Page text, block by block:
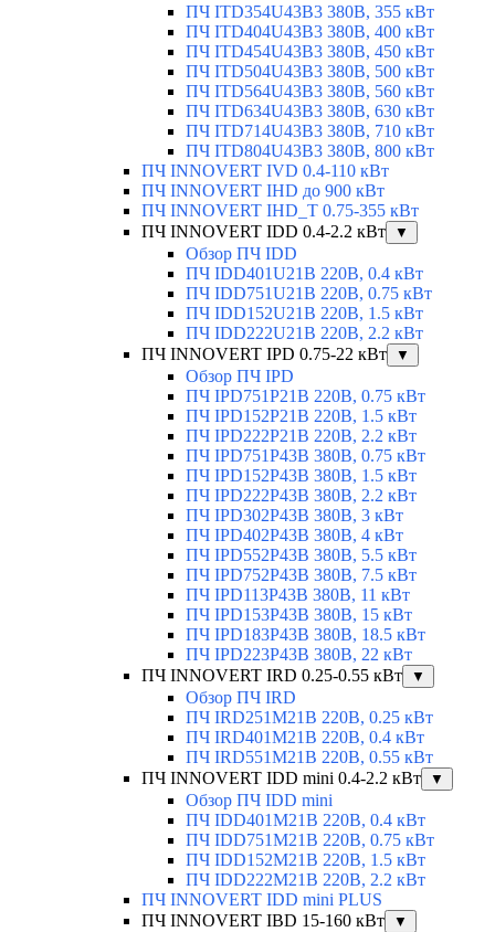
ПЧ ITD354U43B3 380В, 355 кВт
ПЧ ITD404U43B3 380В, 400 кВт
ПЧ ITD454U43B3 380В, 450 кВт
ПЧ ITD504U43B3 380В, 500 кВт
ПЧ ITD564U43B3 380В, 560 кВт
ПЧ ITD634U43B3 380В, 630 кВт
ПЧ ITD714U43B3 380В, 710 кВт
ПЧ ITD804U43B3 380В, 800 кВт
ПЧ INNOVERT IVD 0.4-110 кВт
ПЧ INNOVERT IHD до 900 кВт
ПЧ INNOVERT IHD_T 0.75-355 кВт
ПЧ INNOVERT IDD 0.4-2.2 кВт
▼
Обзор ПЧ IDD
ПЧ IDD401U21B 220В, 0.4 кВт
ПЧ IDD751U21B 220В, 0.75 кВт
ПЧ IDD152U21B 220В, 1.5 кВт
ПЧ IDD222U21B 220В, 2.2 кВт
ПЧ INNOVERT IPD 0.75-22 кВт
▼
Обзор ПЧ IPD
ПЧ IPD751P21B 220В, 0.75 кВт
ПЧ IPD152P21B 220В, 1.5 кВт
ПЧ IPD222P21B 220В, 2.2 кВт
ПЧ IPD751P43B 380В, 0.75 кВт
ПЧ IPD152P43B 380В, 1.5 кВт
ПЧ IPD222P43B 380В, 2.2 кВт
ПЧ IPD302P43B 380В, 3 кВт
ПЧ IPD402P43B 380В, 4 кВт
ПЧ IPD552P43B 380В, 5.5 кВт
ПЧ IPD752P43B 380В, 7.5 кВт
ПЧ IPD113P43B 380В, 11 кВт
ПЧ IPD153P43B 380В, 15 кВт
ПЧ IPD183P43B 380В, 18.5 кВт
ПЧ IPD223P43B 380В, 22 кВт
ПЧ INNOVERT IRD 0.25-0.55 кВт
▼
Обзор ПЧ IRD
ПЧ IRD251M21B 220В, 0.25 кВт
ПЧ IRD401M21B 220В, 0.4 кВт
ПЧ IRD551M21B 220В, 0.55 кВт
ПЧ INNOVERT IDD mini 0.4-2.2 кВт
▼
Обзор ПЧ IDD mini
ПЧ IDD401M21B 220В, 0.4 кВт
ПЧ IDD751M21B 220В, 0.75 кВт
ПЧ IDD152M21B 220В, 1.5 кВт
ПЧ IDD222M21B 220В, 2.2 кВт
ПЧ INNOVERT IDD mini PLUS
ПЧ INNOVERT IBD 15-160 кВт
▼